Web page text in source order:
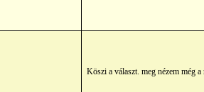
Köszi a választ. meg nézem még